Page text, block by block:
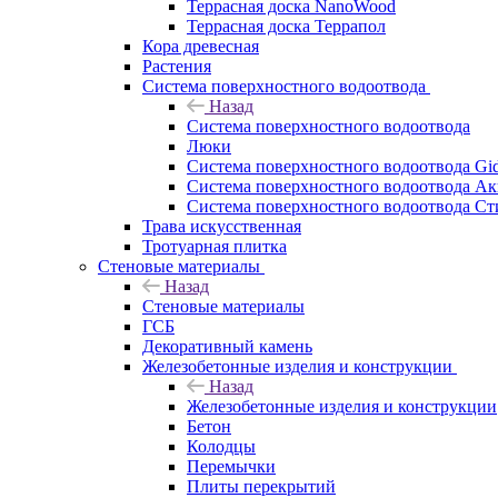
Террасная доска NanoWood
Террасная доска Террапол
Кора древесная
Растения
Система поверхностного водоотвода
Назад
Система поверхностного водоотвода
Люки
Система поверхностного водоотвода
Система поверхностного водоотвода
Система поверхностного водоотвода
Трава искусственная
Тротуарная плитка
Стеновые материалы
Назад
Стеновые материалы
ГСБ
Декоративный камень
Железобетонные изделия и конструкции
Назад
Железобетонные изделия и конструкции
Бетон
Колодцы
Перемычки
Плиты перекрытий